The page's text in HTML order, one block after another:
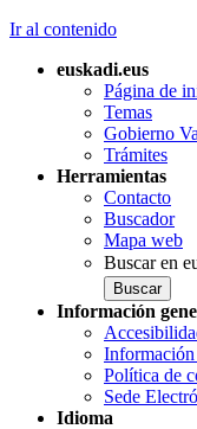
Ir al contenido
euskadi.eus
Página de
Temas
Gobierno
Trámites
Herramientas
Contacto
Buscador
Mapa web
Buscar en
Información
Información
Política de
Sede
Idioma